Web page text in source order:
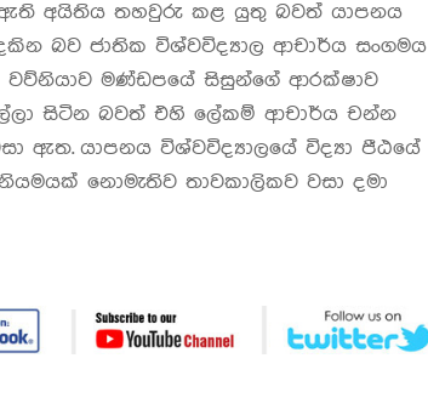
ඇති අයිතිය තහවුරු කළ යුතු බවත් යාපනය
බව ජාතික විශ්වවිද්‍යාල ආචාර්ය සංගමය
වව්නියාව මණ්ඩපයේ සිසුන්ගේ ආරක්ෂාව
සිටින බවත් එහි ලේකම් ආචාර්ය චන්න
ඇත. යාපනය විශ්වවිද්‍යාලයේ විද්‍යා පීඨයේ
නොමැතිව තාවකාලිකව වසා දමා